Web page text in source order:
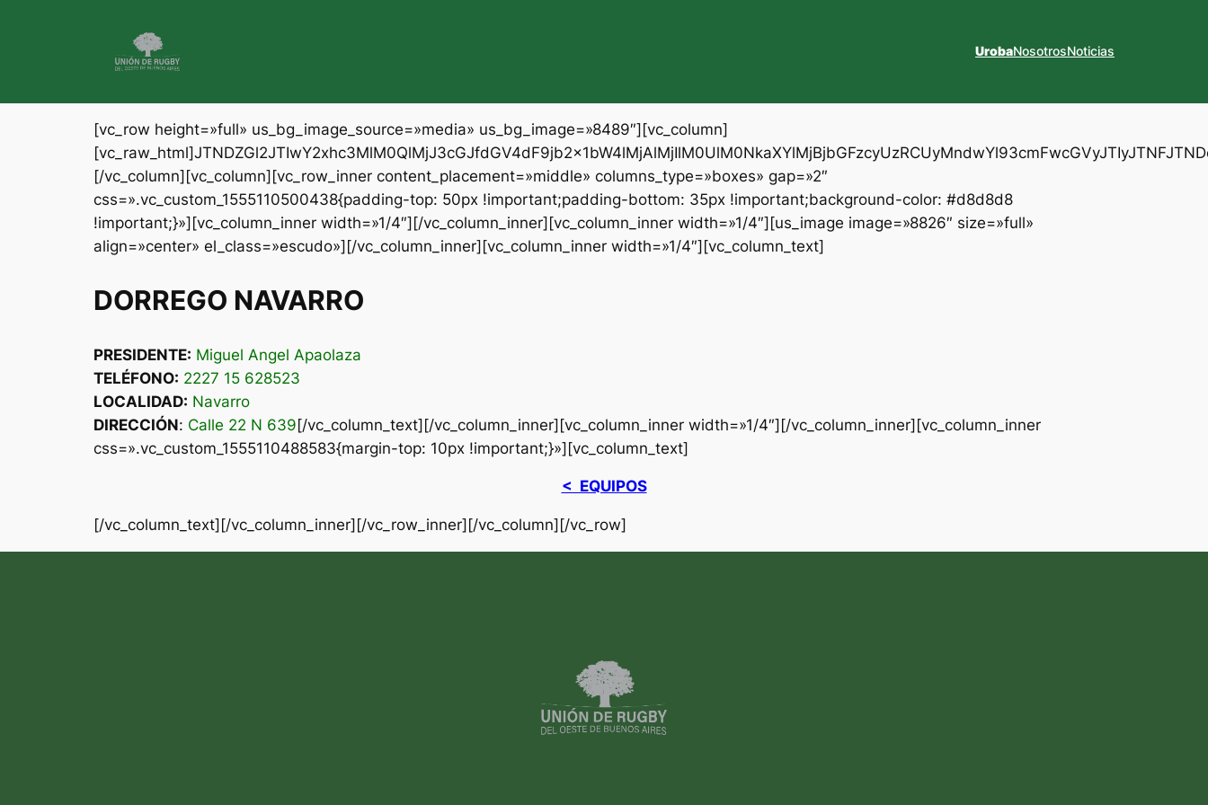
UrobaNosotrosNoticias
[vc_row height=»full» us_bg_image_source=»media» us_bg_image=»8489″][vc_column]
[/vc_column][vc_column][vc_row_inner content_placement=»middle» columns_type=»boxes» gap=»2″
css=».vc_custom_1555110500438{padding-top: 50px !important;padding-bottom: 35px !important;background-color: #d8d8d8
!important;}»][vc_column_inner width=»1/4″][/vc_column_inner][vc_column_inner width=»1/4″][us_image image=»8826″ size=»full»
align=»center» el_class=»escudo»][/vc_column_inner][vc_column_inner width=»1/4″][vc_column_text]
DORREGO NAVARRO
PRESIDENTE: Miguel Angel Apaolaza
TELÉFONO: 2227 15 628523
LOCALIDAD: Navarro
DIRECCIÓN: Calle 22 N 639[/vc_column_text][/vc_column_inner][vc_column_inner width=»1/4″][/vc_column_inner][vc_column_inner
css=».vc_custom_1555110488583{margin-top: 10px !important;}»][vc_column_text]
< EQUIPOS
[/vc_column_text][/vc_column_inner][/vc_row_inner][/vc_column][/vc_row]